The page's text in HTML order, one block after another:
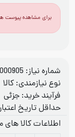
برای مشاهده پیوست
شماره نیاز: 1105092544000905
نوع نیازمندی: کالا
فرآيند خريد: جزئی
حداقل تاریخ اعتبار قیمت :
اطلاعات کالا های